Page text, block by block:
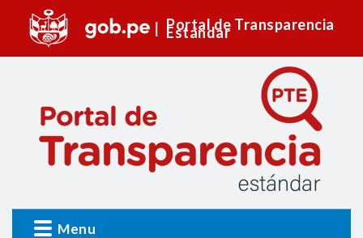
Portal de Transparencia
Estándar
Menu